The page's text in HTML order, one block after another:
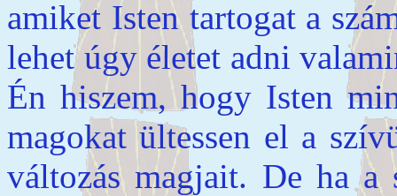
amiket Isten tartogat a
lehet úgy életet adni
Én hiszem, hogy Isten
magokat ültessen el a
változás magjait. De ha a